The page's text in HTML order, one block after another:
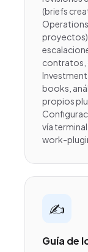
(briefs
contratos,
books,
propios
vía
work-
✍️
Guía de